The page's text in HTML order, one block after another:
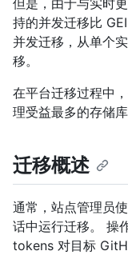
但是，由于与实时
持的并发迁移比
并发迁移，从单个
移。
在平台迁移过程中
理受益最多的存储库
迁移概述
通常，站点管理员
话中运行迁移。 操
tokens 对目标